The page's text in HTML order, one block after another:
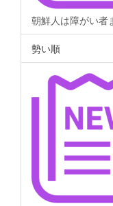
朝鮮人は障がい者
勢い順